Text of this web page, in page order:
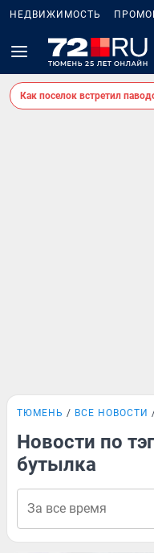
НЕДВИЖИМОСТЬ
Как поселок встретил
ТЮМЕНЬ ВСЕ НОВОСТИ
Новости по
бутылка